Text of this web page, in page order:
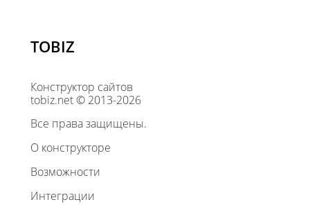
TOBIZ
Конструктор сайтов
tobiz.net © 2013-2026
Все права защищены.
О конструкторе
Возможности
Интеграции